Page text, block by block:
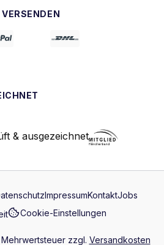
ImpressumKontaktJobs
Cookie-Einstellungen
zzgl. Versandkosten